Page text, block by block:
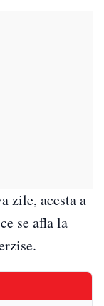
zile, acesta a
se afla la